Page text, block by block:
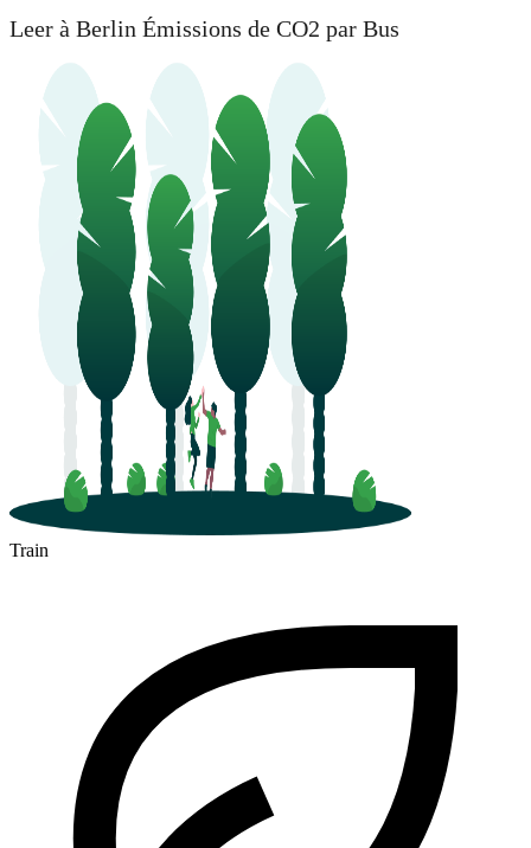
Leer à Berlin Émissions de CO2 par Bus
Train